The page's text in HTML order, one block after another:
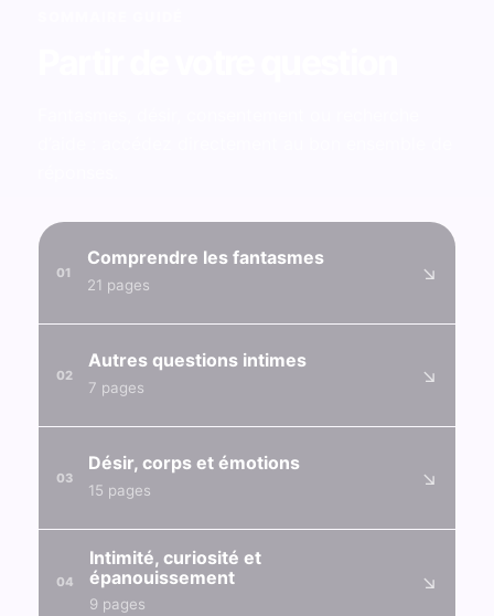
01
Comprendre les fantasmes
21 pages
↘
02
Autres questions intimes
7 pages
↘
03
Désir, corps et émotions
15 pages
↘
04
Intimité, curiosité et
épanouissement
9 pages
↘